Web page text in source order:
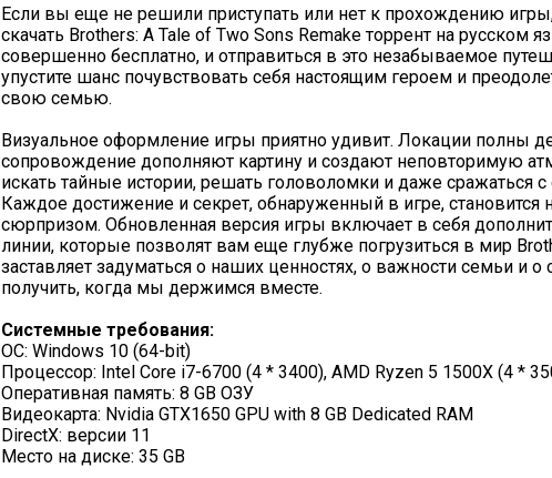
Если вы еще не решили приступать или нет к прохождению
скачать Brothers: A Tale of Two Sons Remake торрент на русском
совершенно бесплатно, и отправиться в это незабываемое
упустите шанс почувствовать себя настоящим героем и
свою семью.
Визуальное оформление игры приятно удивит. Локации полны
сопровождение дополняют картину и создают неповторимую
искать тайные истории, решать головоломки и даже сражаться
Каждое достижение и секрет, обнаруженный в игре, становится
сюрпризом. Обновленная версия игры включает в себя
линии, которые позволят вам еще глубже погрузиться в мир
заставляет задуматься о наших ценностях, о важности семьи
получить, когда мы держимся вместе.
Системные требования:
ОС: Windows 10 (64-bit)
Процессор: Intel Core i7-6700 (4 * 3400), AMD Ryzen 5 1500X (4 *
Оперативная память: 8 GB ОЗУ
Видеокарта: Nvidia GTX1650 GPU with 8 GB Dedicated RAM
DirectX: версии 11
Место на диске: 35 GB